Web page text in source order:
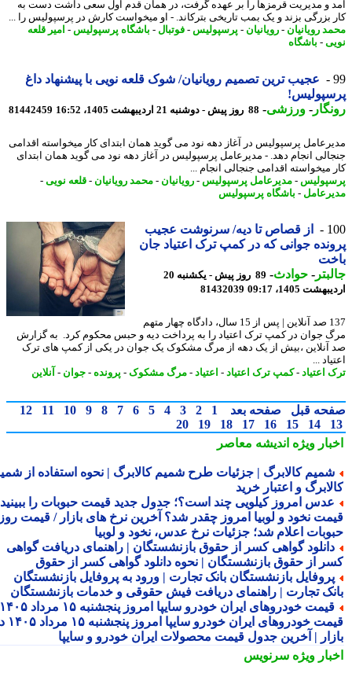
و مدیریت قرمزها را بر عهده گرفت، در همان قدم اول سعی داشت دست به
بزرگی بزند و یک بمب تاریخی بترکاند. - او میخواست کارش در پرسپولیس را ...
رویانیان-رویانیان-پرسپولیس-فوتبال-باشگاه پرسپولیس-امیر قلعه
-باشگاه
عجیب ترین تصمیم رویانیان/ شوک قلعه نویی با پیشنهاد داغ
-ورزشی-88 روز پیش - دوشنبه 21 اردیبهشت 1405، 16:52 81442459
پرسپولیس در آغاز دهه نود می گوید همان ابتدای کار میخواسته اقدامی
انجام دهد. - مدیرعامل پرسپولیس در آغاز دهه نود می گوید همان ابتدای
میخواسته اقدامی جنجالی انجام ...
-مدیرعامل پرسپولیس-رویانیان-محمد رویانیان-قلعه نویی-
-باشگاه پرسپولیس
از قصاص تا دیه/ سرنوشت عجیب
جوانی که در کمپ ترک اعتیاد جان
-حوادث -
89 روز پیش - یکشنبه 20
1405، 09:17
81432039
137 صد آنلاین | پس از 15 سال، دادگاه چهار متهم
جوان در کمپ ترک اعتیاد را به پرداخت دیه و حبس محکوم کرد. به گزارش
،بیش از یک دهه از مرگ مشکوک یک جوان در یکی از کمپ های ترک
...
اعتیاد-کمپ ترک اعتیاد-اعتیاد-مرگ مشکوک-پرونده -جوان- آنلاین
قبل صفحه بعد 1
2
3
4
5
6
7
8
9
10
11
12
14
15
16
17
18
19
20
ویژهاندیشه معاصر
کالابرگ | جزئیات طرح شمیم کالابرگ | نحوه استفاده از شمیم
و اعتبار خرید
امروز کیلویی چند است؟؛ جدول جدید قیمت حبوبات را ببینید /
نخود و لوبیا امروز چقدر شد؟ آخرین نرخ های بازار / قیمت روز
اعلام شد؛ جزئیات نرخ عدس، نخود و لوبیا
گواهی کسر از حقوق بازنشستگان | راهنمای دریافت گواهی
از حقوق بازنشستگان | نحوه دانلود گواهی کسر از حقوق
بازنشستگان بانک تجارت | ورود به پروفایل بازنشستگان
تجارت | راهنمای دریافت فیش حقوقی و خدمات بازنشستگان
قیمت خودروهای ایران خودرو سایپا امروز پنجشنبه ۱۵ مرداد ۱۴۰۵ |
قیمت خودروهای ایران خودرو سایپا امروز پنجشنبه ۱۵ مرداد ۱۴۰۵ در
| آخرین جدول قیمت محصولات ایران خودرو و سایپا
ویژهسرنویس